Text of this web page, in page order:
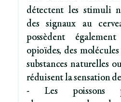
détectent les stimuli
des signaux au
possèdent
opioïdes, des
substances naturelles
réduisent la sensation
- Les poissons